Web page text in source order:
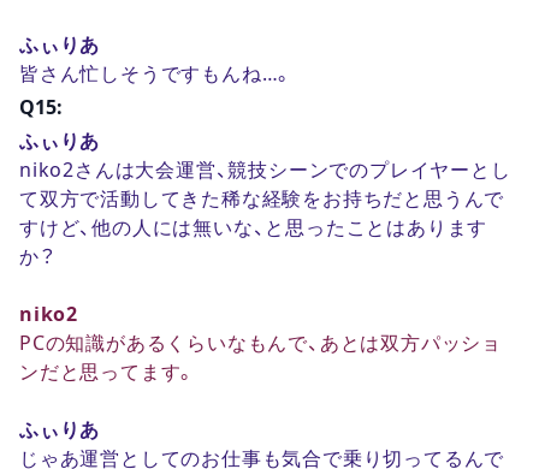
ふぃりあ
皆さん忙しそうですもんね…。
Q15:
ふぃりあ
niko2さんは大会運営、競技シーンでのプレイヤーとし
て双方で活動してきた稀な経験をお持ちだと思うんで
すけど、他の人には無いな、と思ったことはあります
か？
niko2
PCの知識があるくらいなもんで、あとは双方パッショ
ンだと思ってます。
ふぃりあ
じゃあ運営としてのお仕事も気合で乗り切ってるんで